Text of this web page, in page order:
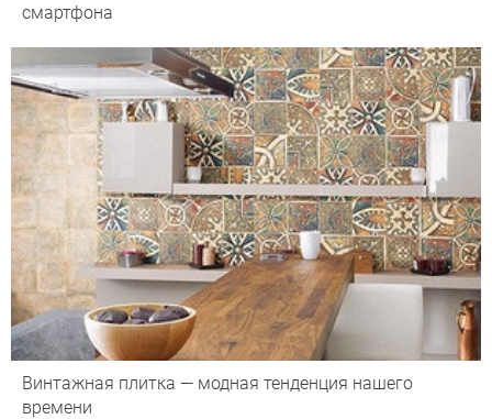
смартфона
Винтажная плитка — модная тенденция нашего
времени